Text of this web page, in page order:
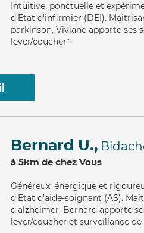
Intuitive, ponctuelle et
d'Etat d'infirmier (DEI).
parkinson, Viviane apporte ses
lever/coucher*
Bernard U.,
à 5km de chez Vous
Généreux, énergique et
d'Etat d'aide-soignant (AS).
d'alzheimer, Bernard apporte
lever/coucher et surveillance